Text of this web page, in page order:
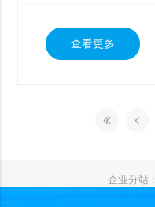
查看更多
企业分站：